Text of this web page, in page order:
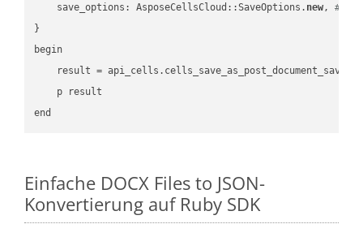
    save_options: AsposeCellsCloud::SaveOptions.
new, #
}
begin
result =
    p result
Einfache DOCX Files to JSON-
Konvertierung auf Ruby SDK